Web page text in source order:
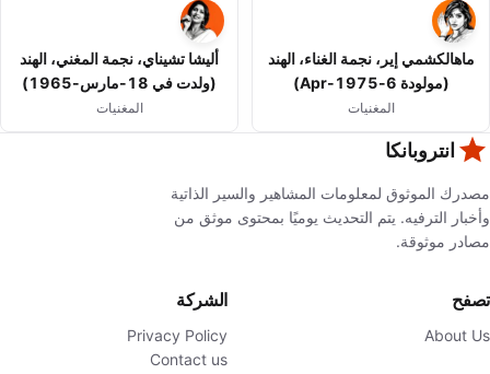
ماهالكشمي إير، نجمة الغناء، الهند
(مولودة 6-Apr-1975)
المغنيات
أليشا تشيناي، نجمة المغني، الهند
(ولدت في 18-مارس-1965)
المغنيات
انتروبانكا
مصدرك الموثوق لمعلومات المشاهير والسير الذاتية
وأخبار الترفيه. يتم التحديث يوميًا بمحتوى موثق من
مصادر موثوقة.
تصفح
About Us
الشركة
Privacy Policy
Contact us